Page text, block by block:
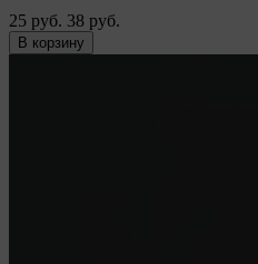
25 руб. 38 руб.
В корзину